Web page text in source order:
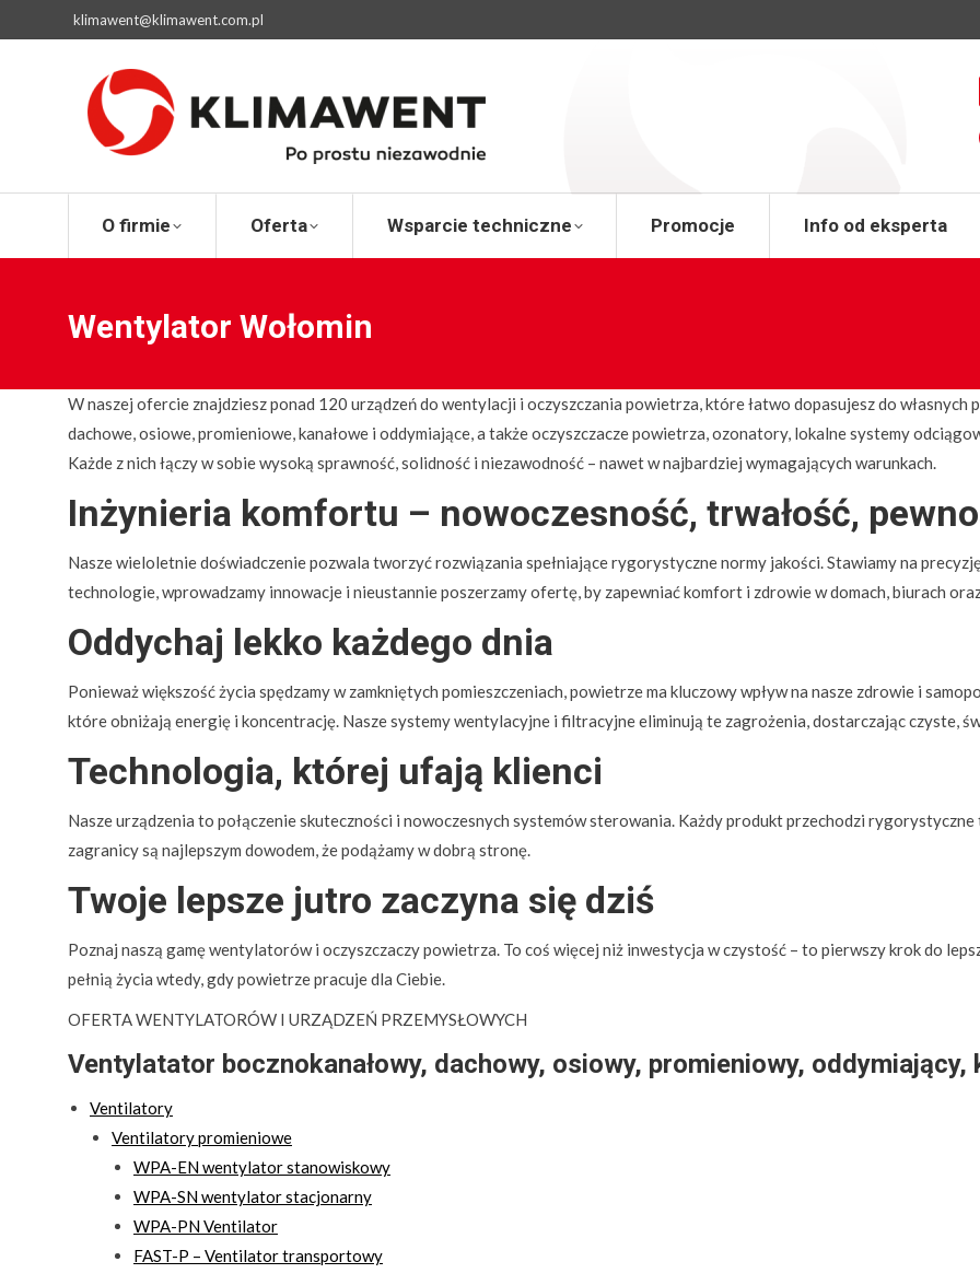
klimawent@klimawent.com.pl
O firmie Oferta Wsparcie techniczne Promocje Info od eksperta
Wentylator Wołomin
W naszej ofercie znajdziesz ponad 120 urządzeń do wentylacji i oczyszczania powietrza, które łatwo dopasujesz do
dachowe, osiowe, promieniowe, kanałowe i oddymiające, a także oczyszczacze powietrza, ozonatory, lokalne systemy
Każde z nich łączy w sobie wysoką sprawność, solidność i niezawodność – nawet w najbardziej wymagających warunkach.
Inżynieria komfortu – nowoczesność, trwałość,
Nasze wieloletnie doświadczenie pozwala tworzyć rozwiązania spełniające rygorystyczne normy jakości. Stawiamy na
technologie, wprowadzamy innowacje i nieustannie poszerzamy ofertę, by zapewniać komfort i zdrowie w domach, biurach
Oddychaj lekko każdego dnia
Ponieważ większość życia spędzamy w zamkniętych pomieszczeniach, powietrze ma kluczowy wpływ na nasze zdrowie i
które obniżają energię i koncentrację. Nasze systemy wentylacyjne i filtracyjne eliminują te zagrożenia, dostarczając czyste,
Technologia, której ufają klienci
Nasze urządzenia to połączenie skuteczności i nowoczesnych systemów sterowania. Każdy produkt przechodzi
zagranicy są najlepszym dowodem, że podążamy w dobrą stronę.
Twoje lepsze jutro zaczyna się dziś
Poznaj naszą gamę wentylatorów i oczyszczaczy powietrza. To coś więcej niż inwestycja w czystość – to pierwszy krok do
pełnią życia wtedy, gdy powietrze pracuje dla Ciebie.
OFERTA WENTYLATORÓW I URZĄDZEŃ PRZEMYSŁOWYCH
Ventylatator bocznokanałowy, dachowy, osiowy, promieniowy, oddymiający,
Ventilatory
Ventilatory promieniowe
WPA-EN wentylator stanowiskowy
WPA-SN wentylator stacjonarny
WPA-PN Ventilator
FAST-P – Ventilator transportowy